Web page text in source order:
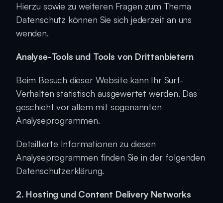
Hierzu sowie zu weiteren Fragen zum Thema
Datenschutz können Sie sich jederzeit an uns
wenden.
Analyse-Tools und Tools von Dritt­anbietern
Beim Besuch dieser Website kann Ihr Surf-
Verhalten statistisch ausgewertet werden. Das
geschieht vor allem mit sogenannten
Analyseprogrammen.
Detaillierte Informationen zu diesen
Analyseprogrammen finden Sie in der folgenden
Datenschutzerklärung.
2. Hosting und Content Delivery Networks